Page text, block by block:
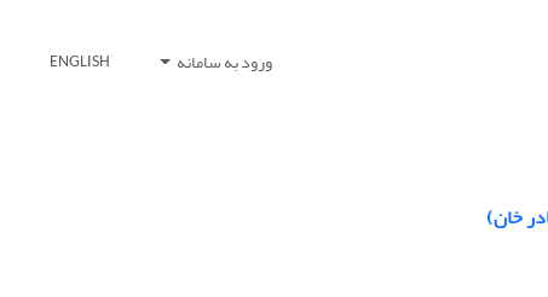
ورود به سامانه ENGLISH
خان)